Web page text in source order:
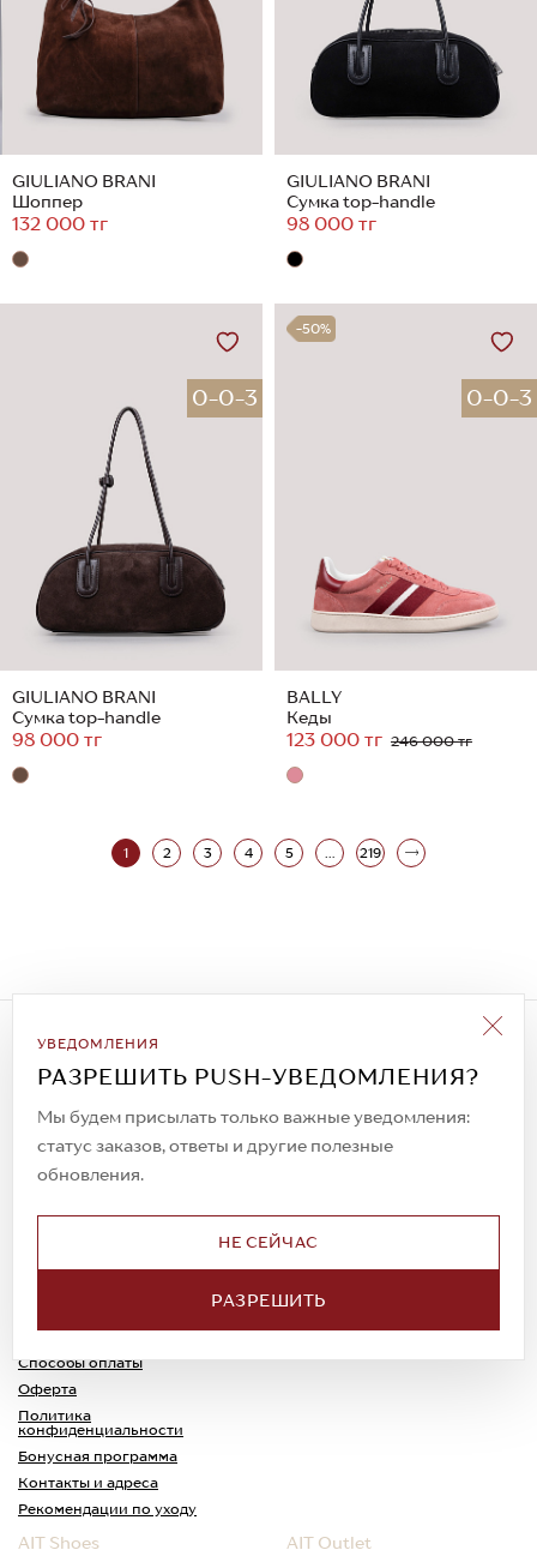
GIULIANO BRANI
Шоппер
132 000 тг
GIULIANO BRANI
Сумка top-handle
98 000 тг
0-0-3
GIULIANO BRANI
Сумка top-handle
98 000 тг
-50%
0-0-3
BALLY
Кеды
123 000 тг 246 000 тг
1 2 3 4 5 ... 219
УВЕДОМЛЕНИЯ
РАЗРЕШИТЬ PUSH-УВЕДОМЛЕНИЯ?
Мы будем присылать только важные уведомления:
статус заказов, ответы и другие полезные
обновления.
НЕ СЕЙЧАС
РАЗРЕШИТЬ
Подписаться на рассылку
Всегда будьте в курсе новых акций и
спецпредложений!
© 2023. AIT Shoes
Все права защищены
Доставка
Способы оплаты
Оферта
Политика
конфиденциальности
Обмен и возврат
Каспи-Ред
Бонусная программа
Контакты и адреса
Рекомендации по уходу
AIT Shoes AIT Outlet